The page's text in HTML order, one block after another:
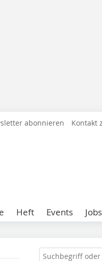
abonnieren Kontakt
Heft Events Jobs